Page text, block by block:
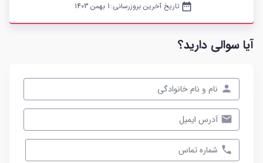
date_range تاریخ آخرین بروزرسانی: 1 بهمن 1403
آیا سوالی دارید؟